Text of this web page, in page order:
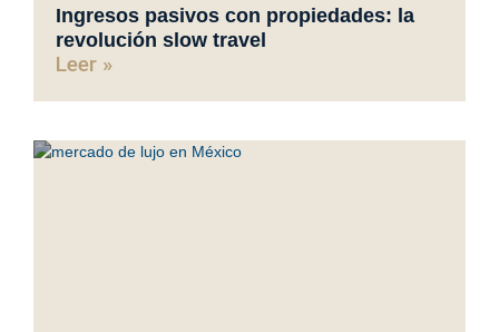
Ingresos pasivos con propiedades: la
revolución slow travel
Leer »